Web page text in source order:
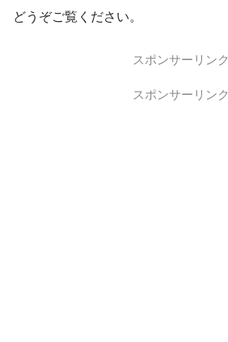
どうぞご覧ください。
スポンサーリンク
スポンサーリンク